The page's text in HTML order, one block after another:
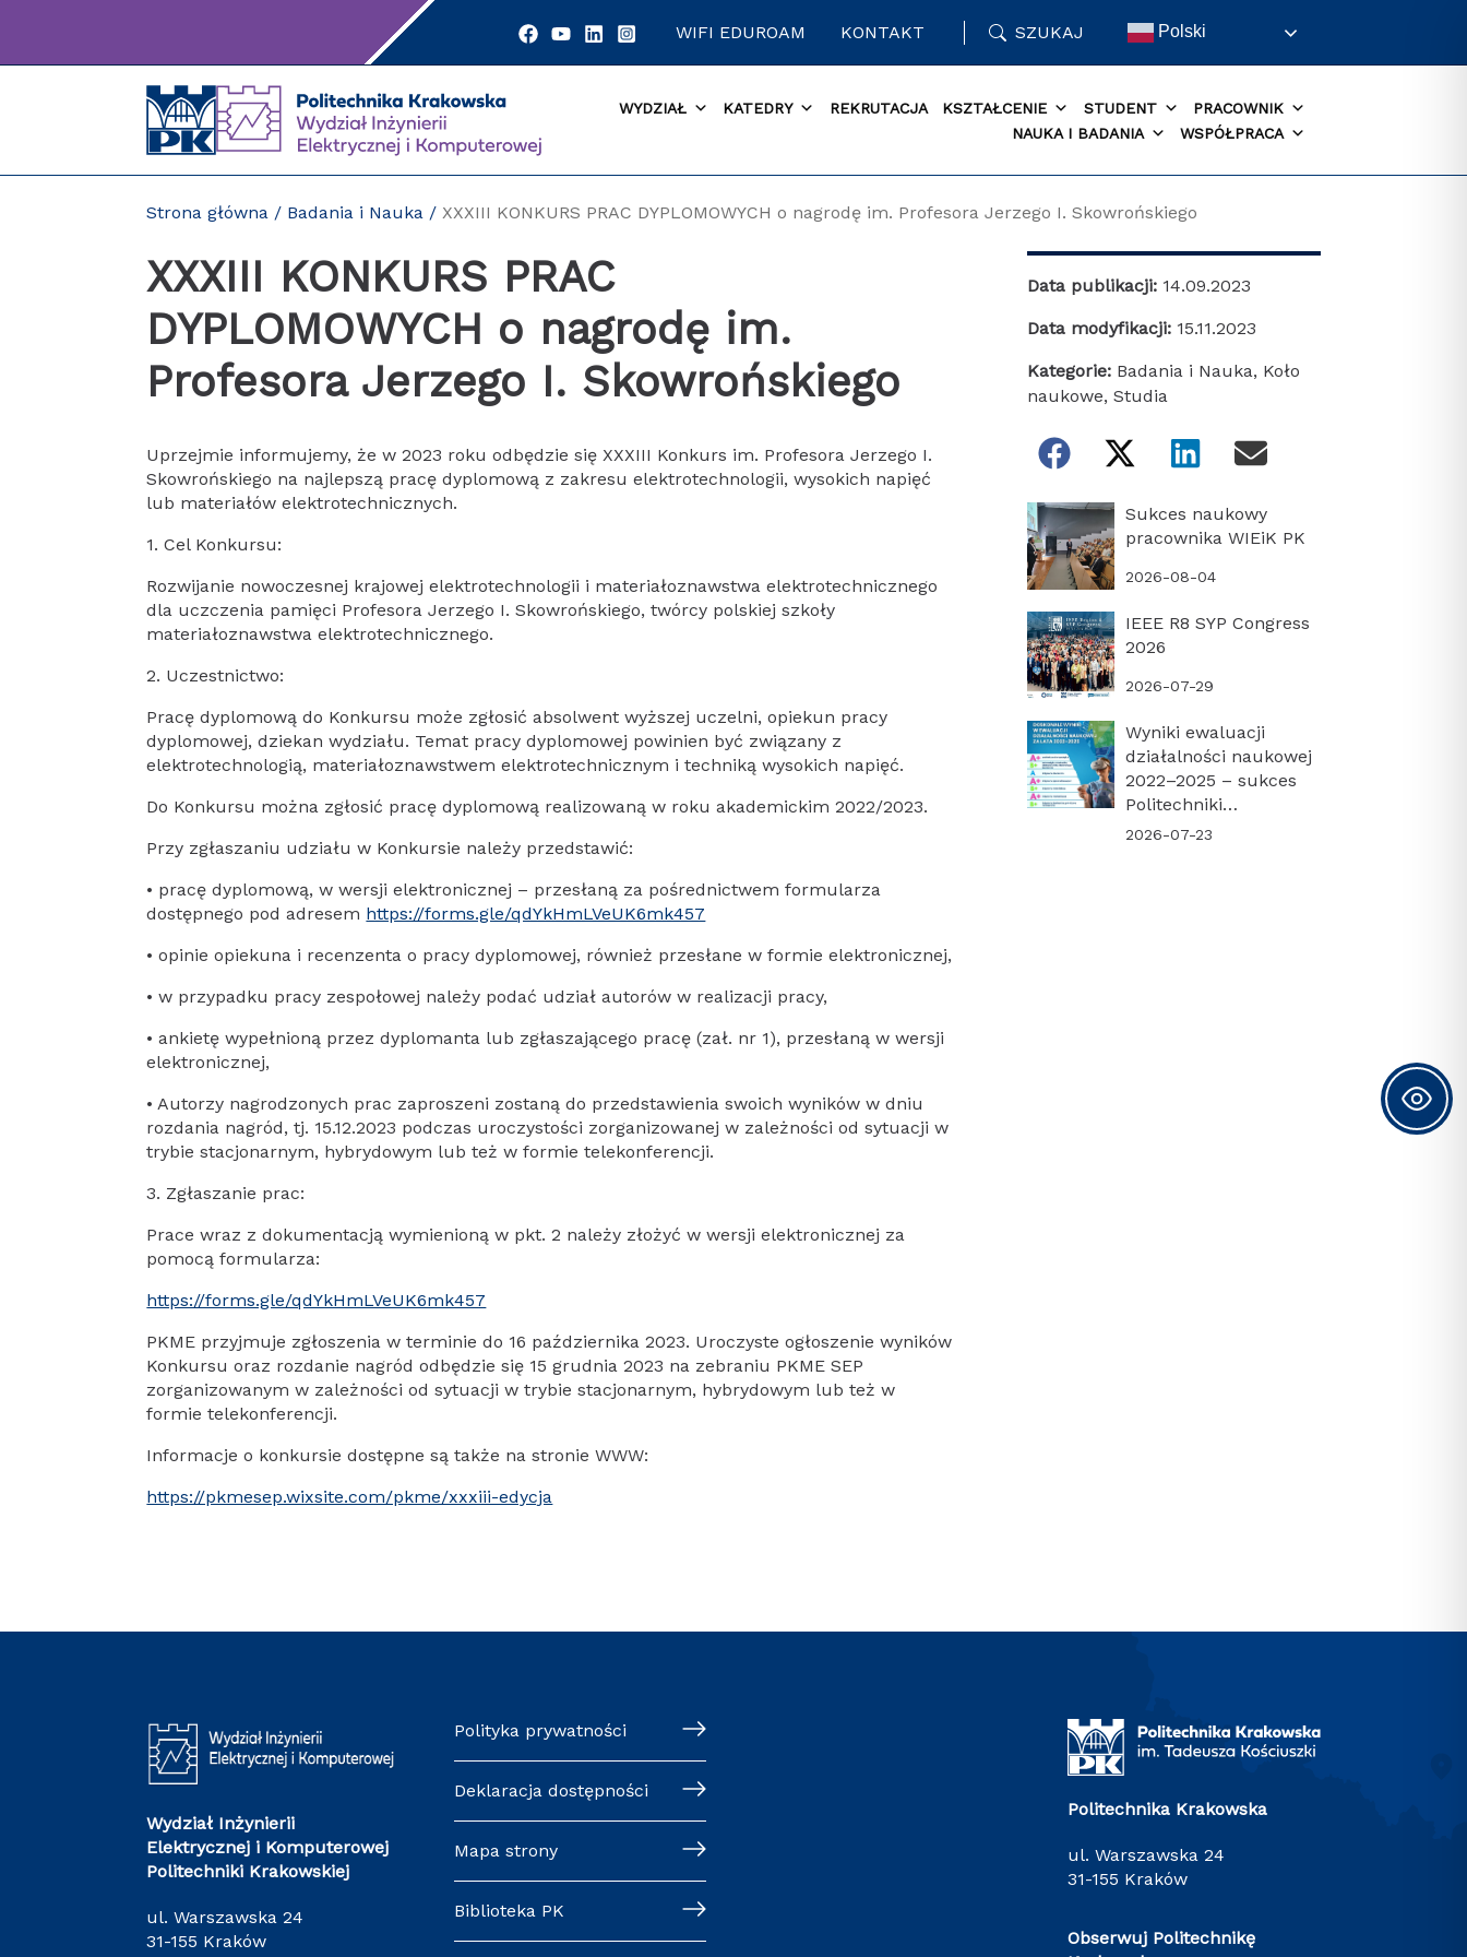
WIFI EDUROAM KONTAKT SZUKAJ Polski
WYDZIAŁ KATEDRY REKRUTACJA KSZTAŁCENIE STUDENT
PRACOWNIK
NAUKA I BADANIA
WSPÓŁPRACA
Strona główna / Badania i Nauka /XXXIII KONKURS PRAC DYPLOMOWYCH o nagrodę im. Profesora Jerzego I. Skowrońskiego
XXXIII KONKURS PRAC
DYPLOMOWYCH o nagrodę im.
Profesora Jerzego I. Skowrońskiego
Uprzejmie informujemy, że w 2023 roku odbędzie się XXXIII Konkurs im. Profesora Jerzego I.
Skowrońskiego na najlepszą pracę dyplomową z zakresu elektrotechnologii, wysokich napięć
lub materiałów elektrotechnicznych.
1. Cel Konkursu:
Rozwijanie nowoczesnej krajowej elektrotechnologii i materiałoznawstwa elektrotechnicznego
dla uczczenia pamięci Profesora Jerzego I. Skowrońskiego, twórcy polskiej szkoły
materiałoznawstwa elektrotechnicznego.
2. Uczestnictwo:
Pracę dyplomową do Konkursu może zgłosić absolwent wyższej uczelni, opiekun pracy
dyplomowej, dziekan wydziału. Temat pracy dyplomowej powinien być związany z
elektrotechnologią, materiałoznawstwem elektrotechnicznym i techniką wysokich napięć.
Do Konkursu można zgłosić pracę dyplomową realizowaną w roku akademickim 2022/2023.
Przy zgłaszaniu udziału w Konkursie należy przedstawić:
• pracę dyplomową, w wersji elektronicznej – przesłaną za pośrednictwem formularza
dostępnego pod adresem https://forms.gle/qdYkHmLVeUK6mk457
• opinie opiekuna i recenzenta o pracy dyplomowej, również przesłane w formie elektronicznej,
• w przypadku pracy zespołowej należy podać udział autorów w realizacji pracy,
• ankietę wypełnioną przez dyplomanta lub zgłaszającego pracę (zał. nr 1), przesłaną w wersji
elektronicznej,
• Autorzy nagrodzonych prac zaproszeni zostaną do przedstawienia swoich wyników w dniu
rozdania nagród, tj. 15.12.2023 podczas uroczystości zorganizowanej w zależności od sytuacji w
trybie stacjonarnym, hybrydowym lub też w formie telekonferencji.
3. Zgłaszanie prac:
Prace wraz z dokumentacją wymienioną w pkt. 2 należy złożyć w wersji elektronicznej za
pomocą formularza:
https://forms.gle/qdYkHmLVeUK6mk457
PKME przyjmuje zgłoszenia w terminie do 16 października 2023. Uroczyste ogłoszenie wyników
Konkursu oraz rozdanie nagród odbędzie się 15 grudnia 2023 na zebraniu PKME SEP
zorganizowanym w zależności od sytuacji w trybie stacjonarnym, hybrydowym lub też w
formie telekonferencji.
Informacje o konkursie dostępne są także na stronie WWW:
https://pkmesep.wixsite.com/pkme/xxxiii-edycja
Data publikacji: 14.09.2023
Data modyfikacji: 15.11.2023
Kategorie: Badania i Nauka, Koło
naukowe, Studia
Sukces naukowy
pracownika WIEiK PK
2026-08-04
IEEE R8 SYP Congress
2026
2026-07-29
Wyniki ewaluacji
działalności naukowej
2022–2025 – sukces
Politechniki
Krakowskiej i naszego
2026-07-23
Wydział Inżynierii
Elektrycznej i Komputerowej
Politechniki Krakowskiej
ul. Warszawska 24
31-155 Kraków
Polityka prywatności
Deklaracja dostępności
Mapa strony
Biblioteka PK
Politechnika Krakowska
ul. Warszawska 24
31-155 Kraków
Obserwuj Politechnikę